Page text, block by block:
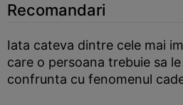
Recomandari
Iata cateva dintre cele mai
care o persoana trebuie sa
confrunta cu fenomenul